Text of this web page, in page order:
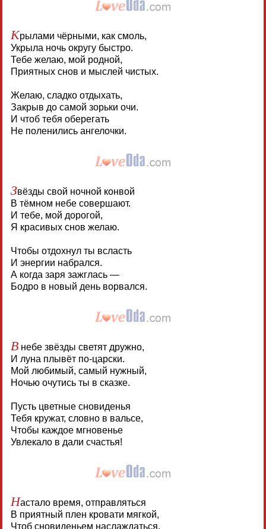
Крылами чёрными, как смоль,
Укрыла ночь округу быстро.
Тебе желаю, мой родной,
Приятных снов и мыслей чистых.
Желаю, сладко отдыхать,
Закрыв до самой зорьки очи.
И чтоб тебя оберегать
Не поленились ангелочки.
Звёзды свой ночной конвой
В тёмном небе совершают.
И тебе, мой дорогой,
Я красивых снов желаю.
Чтобы отдохнул ты всласть
И энергии набрался.
А когда заря зажглась —
Бодро в новый день ворвался.
Внебе звёзды светят дружно,
И луна плывёт по-царски.
Мой любимый, самый нужный,
Ночью очутись ты в сказке.
Пусть цветные сновиденья
Тебя кружат, словно в вальсе,
Чтобы каждое мгновенье
Увлекало в дали счастья!
Настало время, отправляться
В приятный плен кровати мягкой,
Чтоб сновиденьем наслаждаться,